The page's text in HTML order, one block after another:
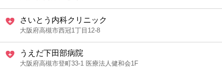
さいとう内科クリニック
大阪府高槻市西冠1丁目12-8
うえだ下田部病院
大阪府高槻市登町33-1 医療法人健和会1F